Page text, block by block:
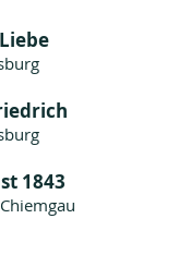
1843